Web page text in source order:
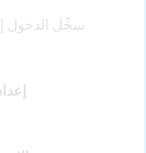
سجِّل الدخول